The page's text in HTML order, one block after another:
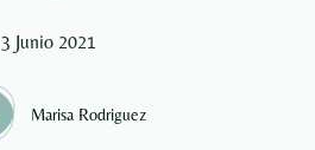
3 Junio 2021
Marisa Rodriguez